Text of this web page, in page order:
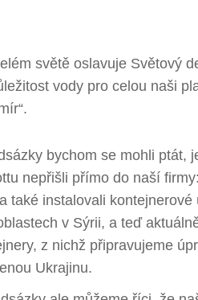
světě oslavuje Světový
vody pro celou naši
bychom se mohli ptát,
nepřišli přímo do naší
také instalovali
v Sýrii, a teď
z nichž připravujeme
Ukrajinu.